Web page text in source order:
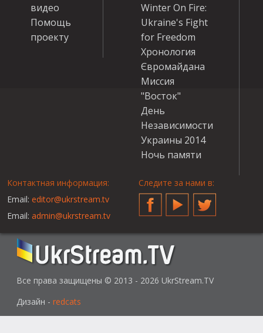
видео
Помощь
проекту
Winter On Fire:
Ukraine's Fight
for Freedom
Хронология
Євромайдана
Миссия
"Восток"
День
Независимости
Украины 2014
Ночь памяти
Контактная информация:
Email: editor@ukrstream.tv
Email: admin@ukrstream.tv
Следите за нами в:
FacebookYouTubeTwitter
Все права защищены © 2013 - 2026 UkrStream.TV
Дизайн - redcats